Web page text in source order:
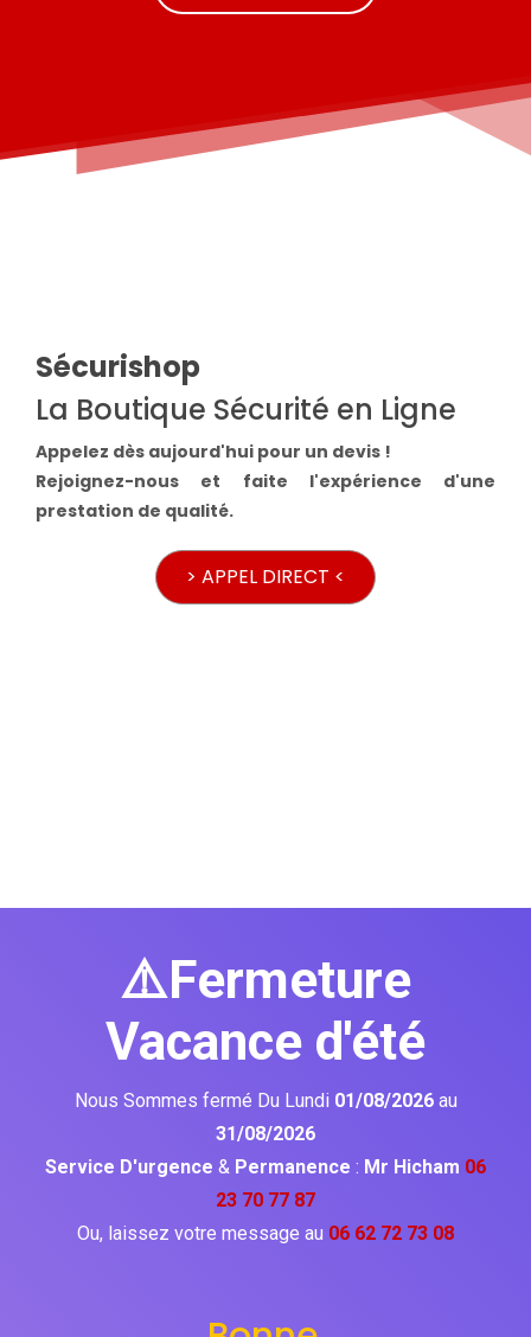
Sécurishop
La Boutique Sécurité en Ligne
Appelez dès aujourd'hui pour un devis !
Rejoignez-nous et faite l'expérience d'une
prestation de qualité.
> APPEL DIRECT <
⚠️Fermeture
Vacance d'été
Nous Sommes fermé Du Lundi 01/08/2026 au
31/08/2026
Service D'urgence & Permanence : Mr Hicham 06
23 70 77 87
Ou, laissez votre message au 06 62 72 73 08